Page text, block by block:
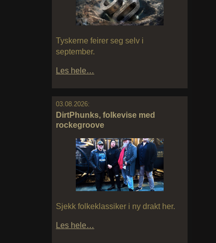
Tyskerne feirer seg selv i
september.
Les hele…
03.08.2026:
DirtPhunks, folkevise med
rockegroove
Sjekk folkeklassiker i ny drakt her.
Les hele…